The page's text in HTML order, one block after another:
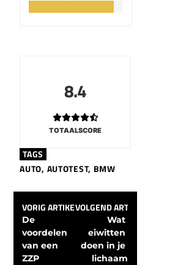
8.4
TOTAALSCORE
TAGS
AUTO, AUTOTEST, BMW
VORIG ARTIKEL
De
voordelen
van een
ZZP
VOLGEND ARTIKEL
Wat
eiwitten
doen in je
lichaam